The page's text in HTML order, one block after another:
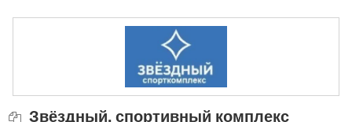
Транспорт
Звёздный, спортивный комплекс